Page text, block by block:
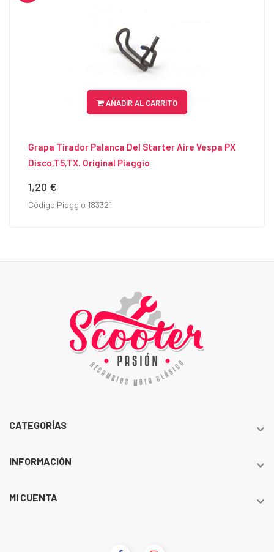
AÑADIR AL CARRITO
Grapa Tirador Palanca Del Starter Aire Vespa PX
Disco,T5,TX. Original Piaggio
Precio
1,20 €
Código Piaggio 183321
CATEGORÍAS 
INFORMACIÓN 
MI CUENTA 